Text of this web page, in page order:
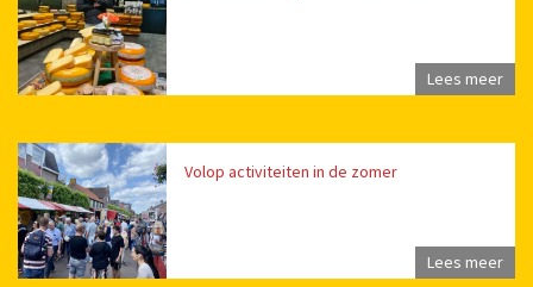
Lees meer
Volop activiteiten in de zomer
Lees meer